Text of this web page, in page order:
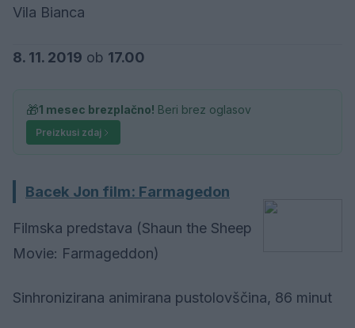
Vila Bianca
8. 11. 2019 ob 17.00
🎁1 mesec brezplačno! Beri brez oglasov
Preizkusi zdaj
Bacek Jon film: Farmagedon
Filmska predstava (Shaun the Sheep
Movie: Farmageddon)
Sinhronizirana animirana pustolovščina, 86 minut